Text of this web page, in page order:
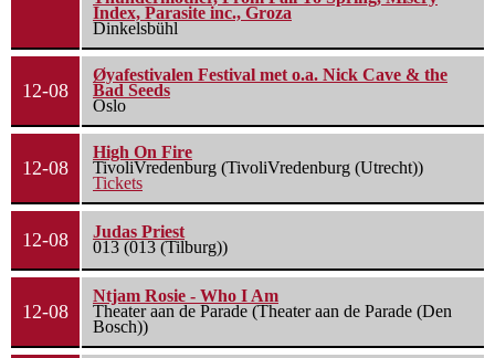
Index, Parasite inc., Groza
Dinkelsbühl
12-08
Øyafestivalen Festival met o.a. Nick Cave & the
Bad Seeds
Oslo
12-08
High On Fire
TivoliVredenburg (TivoliVredenburg (Utrecht))
Tickets
12-08
Judas Priest
013 (013 (Tilburg))
12-08
Ntjam Rosie - Who I Am
Theater aan de Parade (Theater aan de Parade (Den
Bosch))